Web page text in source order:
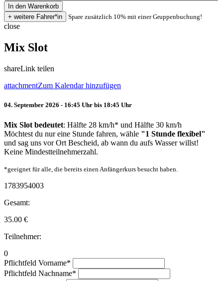
Spare zusätzlich 10% mit einer Gruppenbuchung!
close
Mix Slot
shareLink teilen
attachmentZum Kalendar hinzufügen
04. September 2026 - 16:45 Uhr bis 18:45 Uhr
Mix Slot bedeutet: Hälfte 28 km/h* und Hälfte 30 km/h
Möchtest du nur eine Stunde fahren, wähle "1 Stunde flexibel"
und sag uns vor Ort Bescheid, ab wann du aufs Wasser willst!
Keine Mindestteilnehmerzahl.
*geeignet für alle, die bereits einen Anfängerkurs besucht haben.
1783954003
Gesamt:
35.00 €
Teilnehmer:
0
Pflichtfeld Vorname*
Pflichtfeld Nachname*